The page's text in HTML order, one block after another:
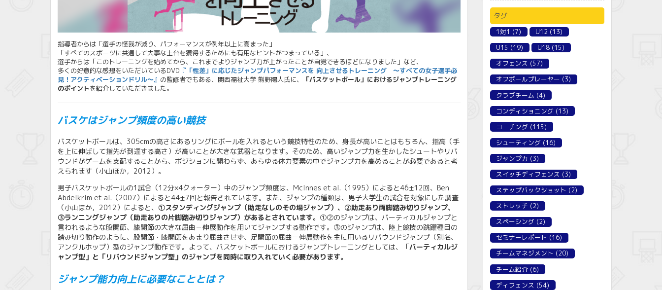
指導者からは「選手の怪我が減り、パフォーマンスが例年以上に高まった」
「すべてのスポーツに共通して大事な土台を獲得するためにも有用なヒントがつまっている」、
選手からは「このトレーニングを始めてから、これまでよりジャンプ力が上がったことが自覚できるほどになりました」など、
多くの好意的な感想をいただいているDVD 『「性差」に応じたジャンプパフォーマンスを 向上させるトレーニング ～すべての女子選手必
見！アクティベーションドリル～』 の監修者でもある、関西福祉大学 熊野陽人氏に、
「バスケットボール」におけるジャンプトレーニング
のポイントを紹介していただきました。
バスケはジャンプ頻度の高い競技
バスケットボールは、305cmの高さにあるリングにボールを入れるという競技特性のため、身長が高いことはもちろん、指高（手
を上に伸ばして指先が到達する高さ）が高いことが大きな武器となります。そのため、高いジャンプ力を生かしたシュートやリバ
ウンドがゲームを支配することから、ポジションに関わらず、あらゆる体力要素の中でジャンプ力を高めることが必要であると考
えられます（小山ほか，2012）。
男子バスケットボールの1試合（12分×4クォーター）中のジャンプ頻度は、McInnes et al.（1995）によると46±12回、Ben
Abdelkrim et al.（2007）によると44±7回と報告されています。また、ジャンプの種類は、男子大学生の試合を対象にした調査
（小山ほか，2012）によると、 ①スタンディングジャンプ（助走なしのその場ジャンプ）、②助走あり両脚踏み切りジャンプ、
③ランニングジャンプ（助走ありの片脚踏み切りジャンプ）があるとされています。 ①②のジャンプは、バーティカルジャンプと
言われるような股関節、膝関節の大きな屈曲－伸展動作を用いてジャンプする動作です。③のジャンプは、陸上競技の跳躍種目の
踏み切り動作のように、股関節・膝関節をあまり屈曲させず、足関節の屈曲－伸展動作を主に用いるリバウンドジャンプ（別名、
アンクルホップ）型のジャンプ動作です。よって、バスケットボールにおけるジャンプトレーニングとしては、「バーティカルジ
ャンプ型」と「リバウンドジャンプ型」のジャンプを同時に取り入れていく必要があります。
ジャンプ能力向上に必要なこととは？
タグ
1対1 (7) U12 (13)
U15 (19) U18 (15)
オフェンス (57)
オフボールプレーヤー (3)
クラブチーム (4)
コンディショニング (13)
コーチング (115)
シューティング (16)
ジャンプ力 (3)
スイッチディフェンス (3)
ステップバックショット (2)
ストレッチ (2)
スペーシング (2)
セミナーレポート (16)
チームマネジメント (20)
チーム紹介 (6)
ディフェンス (54)